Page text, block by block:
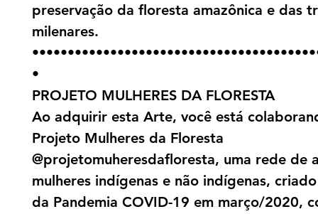
preservação da floresta amazônica e das
milenares.
•
PROJETO MULHERES DA FLORESTA
Ao adquirir esta Arte, você está
Projeto Mulheres da Floresta
@projetomuheresdafloresta, uma rede de
mulheres indígenas e não indígenas,
da Pandemia COVID-19 em março/2020,